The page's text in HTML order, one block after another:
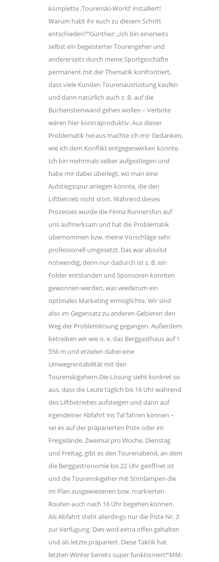
komplette ,Tourenski-World‘ installiert!
Warum habt ihr euch zu diesem Schritt
entschieden?“Günther: „Ich bin einerseits
selbst ein begeisterter Tourengeher und
andererseits durch meine Sportgeschäfte
permanent mit der Thematik konfrontiert,
dass viele Kunden Tourenausrüstung kaufen
und dann natürlich auch z. B. auf die
Buchensteinwand gehen wollen – Verbote
wären hier kontraproduktiv. Aus dieser
Problematik heraus machte ich mir Gedanken,
wie ich dem Konflikt entgegenwirken könnte.
Ich bin mehrmals selber aufgestiegen und
habe mir dabei überlegt, wo man eine
Aufstiegsspur anlegen könnte, die den
Liftbetrieb nicht stört. Während dieses
Prozesses wurde die Firma Runnersfun auf
uns aufmerksam und hat die Problematik
übernommen bzw. meine Vorschläge sehr
professionell umgesetzt. Das war absolut
notwendig, denn nur dadurch ist z. B. ein
Folder entstanden und Sponsoren konnten
gewonnen werden, was wiederum ein
optimales Marketing ermöglichte. Wir sind
also im Gegensatz zu anderen Gebieten den
Weg der Problemlösung gegangen. Außerdem
betreiben wir wie o. e. das Berggasthaus auf 1
556 m und erzielen dabei eine
Umwegrentabilität mit den
Tourenskigehern.Die Lösung sieht konkret so
aus, dass die Leute täglich bis 16 Uhr während
des Liftbetriebes aufsteigen und dann auf
irgendeiner Abfahrt ins Tal fahren können –
sei es auf der präparierten Piste oder im
Freigelände. Zweimal pro Woche, Dienstag
und Freitag, gibt es den Tourenabend, an dem
die Berggastronomie bis 22 Uhr geöffnet ist
und die Tourenskigeher mit Stirnlampen die
im Plan ausgewiesenen bzw. markierten
Routen auch nach 16 Uhr begehen können.
Als Abfahrt steht allerdings nur die Piste Nr. 3
zur Verfügung. Dies wird extra offen gehalten
und als letzte präpariert. Diese Taktik hat
letzten Winter bereits super funktioniert!“MM: